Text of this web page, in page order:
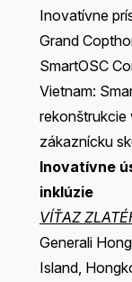
Inovatívne
Grand
SmartOSC
Vietnam:
rekonštrukcie
zákaznícku
Inovatívne
inklúzie
VÍŤAZ
Generali
Island,